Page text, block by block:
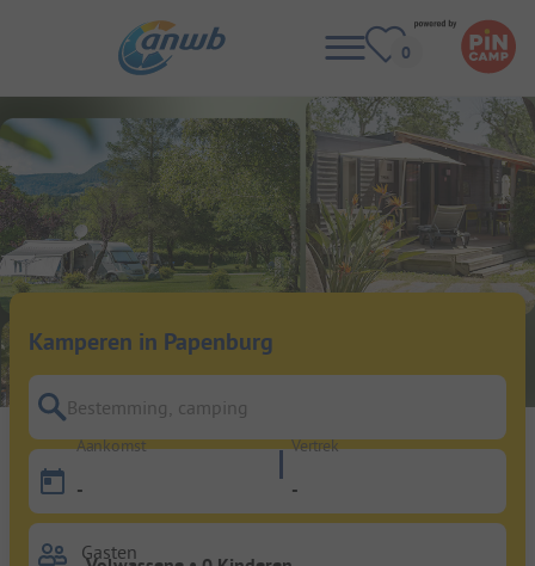
Kamperen in Papenburg
Bestemming, camping
Aankomst
-
Vertrek
-
Gasten